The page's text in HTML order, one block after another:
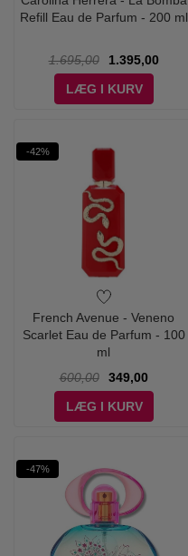
Refill Eau de Parfum - 200 ml
1.695,00
1.395,00
LÆG I KURV
-42%
French Avenue - Veneno
Scarlet Eau de Parfum - 100
ml
600,00
349,00
LÆG I KURV
-47%